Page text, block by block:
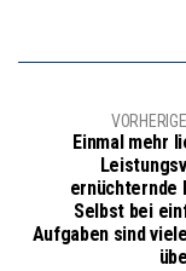
Einmal mehr
ernüchternde
Selbst bei
Aufgaben sind